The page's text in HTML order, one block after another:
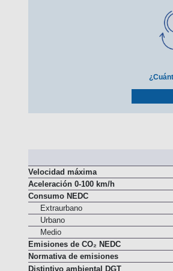
Velocidad máxima
Aceleración 0-100 km/h
Consumo NEDC
Extraurbano
Urbano
Medio
Emisiones de CO₂ NEDC
Normativa de emisiones